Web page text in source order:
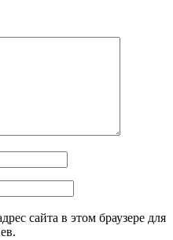
сайта в этом браузере для